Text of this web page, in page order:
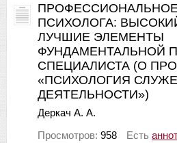
ПСИХОЛОГА:
ЛУЧШИЕ ЭЛЕМЕНТЫ
ФУНДАМЕНТАЛЬНОЙ
СПЕЦИАЛИСТА (О
«ПСИХОЛОГИЯ
ДЕЯТЕЛЬНОСТИ»)
Деркач А. А.
Просмотров: 958 Есть